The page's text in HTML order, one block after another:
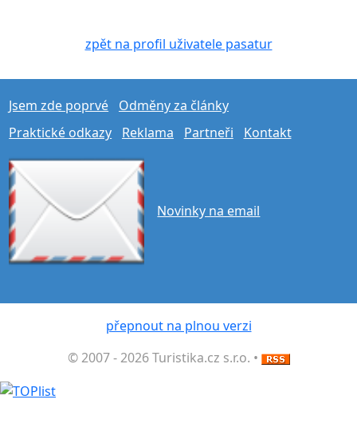
zpět na profil uživatele pasatur
Jsem zde poprvé
Odměny za články
Praktické odkazy
Reklama Partneři Kontakt
Novinky na email
přepnout na plnou verzi
© 2007 - 2026 Turistika.cz s.r.o. •